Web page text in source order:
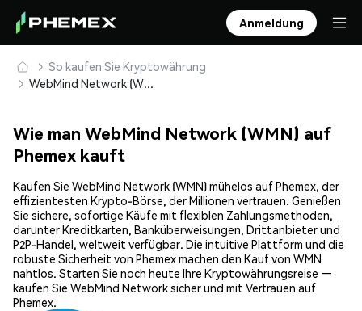
Anmeldung
So kaufen Sie Kryptowährung
WebMind Network (WMN) sicher kaufen und speichern
Wie man WebMind Network (WMN) auf
Phemex kauft
Kaufen Sie WebMind Network (WMN) mühelos auf Phemex, der
effizientesten Krypto-Börse, der Millionen vertrauen. Genießen
Sie sichere, sofortige Käufe mit flexiblen Zahlungsmethoden,
darunter Kreditkarten, Banküberweisungen, Drittanbieter und
P2P-Handel, weltweit verfügbar. Die intuitive Plattform und die
robuste Sicherheit von Phemex machen den Kauf von WMN
nahtlos. Starten Sie noch heute Ihre Kryptowährungsreise —
kaufen Sie WebMind Network sicher und mit Vertrauen auf
Phemex.